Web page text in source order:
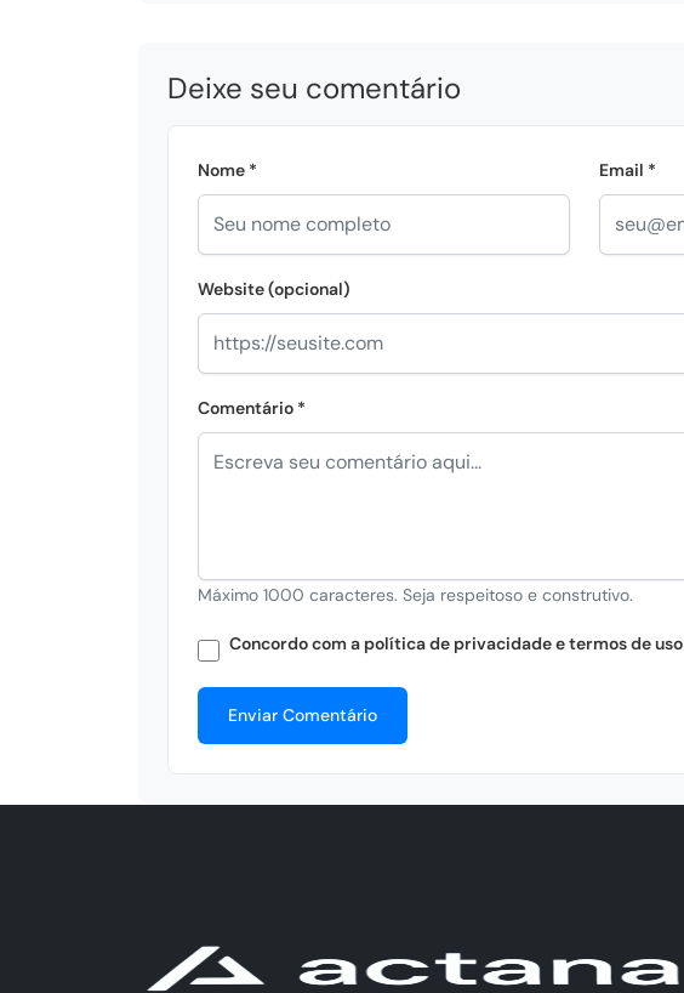
Deixe seu comentário
Nome * Email *
Website (opcional)
Comentário *
Máximo 1000 caracteres. Seja respeitoso e construtivo.
Concordo com a política de privacidade e termos de uso
Enviar Comentário